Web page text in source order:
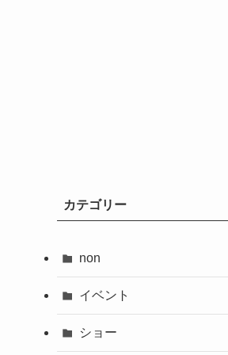
カテゴリー
non
イベント
ショー